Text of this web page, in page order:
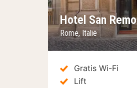
Hotel San Remo
Rome, Italië
Gratis Wi-Fi
Lift